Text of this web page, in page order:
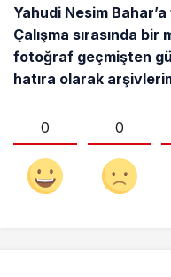
Yahudi Nesim Bahar’a
Çalışma sırasında bir
fotoğraf geçmişten
hatıra olarak
0 0